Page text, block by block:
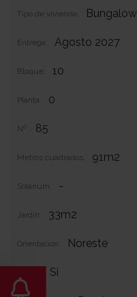
Tipo de vivienda: Bungalow
Entrega: Agosto 2027
Bloque: 10
Planta: 0
Nº: 85
Metros cuadrados: 91m2
Solarium: -
Jardin: 33m2
Orientacion: Noreste
Si